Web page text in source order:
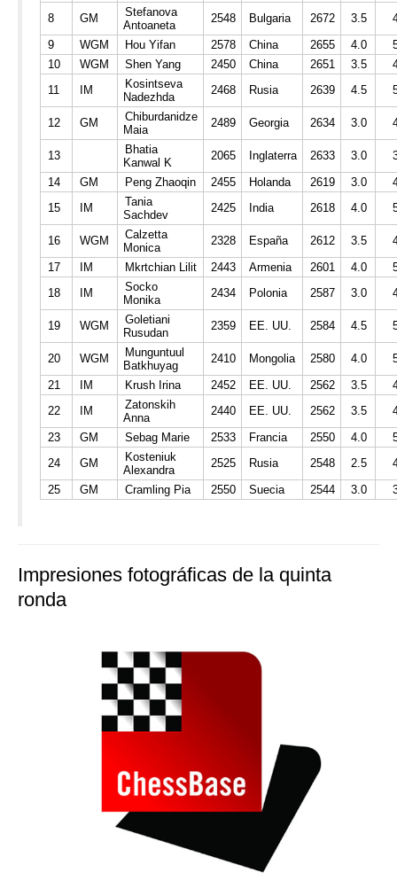
8 GM
Stefanova
Antoaneta
2548 Bulgaria 2672 3.5
9
WGM Hou Yifan 2578 China 2655 4.0
10
WGM Shen Yang 2450 China 2651 3.5
11
IM
Kosintseva
Nadezhda
2468 Rusia 2639 4.5
12 GM
Chiburdanidze
Maia
2489 Georgia 2634 3.0
13
Bhatia
Kanwal K
2065 Inglaterra 2633 3.0
14
GM Peng Zhaoqin 2455 Holanda 2619 3.0
15
IM
Tania
Sachdev
2425 India 2618 4.0
16 WGM
Calzetta
Monica
2328 España 2612 3.5
17
IM Mkrtchian Lilit 2443 Armenia 2601 4.0
18
IM
Socko
Monika
2434 Polonia 2587 3.0
19 WGM
Goletiani
Rusudan
2359 EE. UU. 2584 4.5
20 WGM
Munguntuul
Batkhuyag
2410 Mongolia 2580 4.0
21
IM Krush Irina 2452 EE. UU. 2562 3.5
22
IM
Zatonskih
Anna
2440 EE. UU. 2562 3.5
23
GM Sebag Marie 2533 Francia 2550 4.0
24
GM
Kosteniuk
Alexandra
2525 Rusia 2548 2.5
25
GM Cramling Pia 2550 Suecia 2544 3.0
Impresiones fotográficas de la quinta
ronda